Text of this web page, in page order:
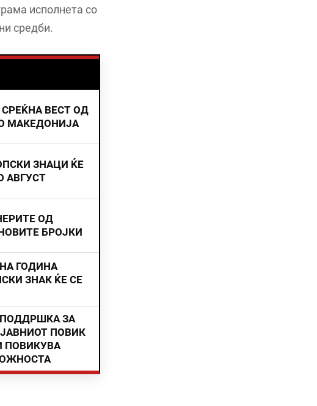
исполнета со
средби.
ВЕСТ ОД
МАКЕДОНИЈА
ЗНАЦИ ЌЕ
АВГУСТ
ОД
БРОЈКИ
ГОДИНА
ЗНАК ЌЕ СЕ
ЗА
ПОВИК
ПОВИКУВА